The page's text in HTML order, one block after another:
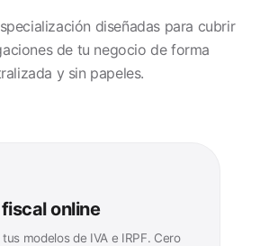
diseñadas para cubrir
de tu negocio de forma
y sin papeles.
online
modelos de IVA e IRPF. Cero